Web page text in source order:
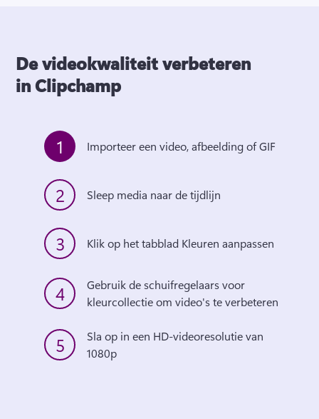
De videokwaliteit verbeteren
in Clipchamp
1 Importeer een video, afbeelding of GIF
2 Sleep media naar de tijdlijn
3 Klik op het tabblad Kleuren aanpassen
4
Gebruik de schuifregelaars voor
kleurcollectie om video's te verbeteren
5
Sla op in een HD-videoresolutie van
1080p